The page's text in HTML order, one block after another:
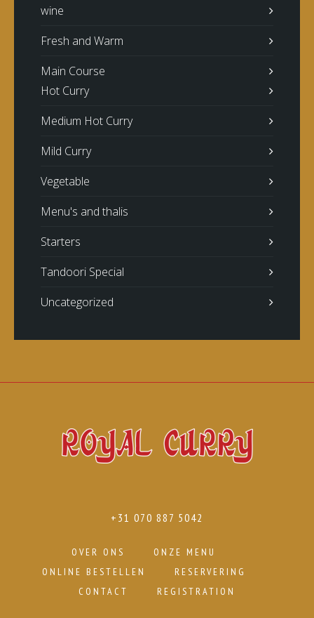
wine
Fresh and Warm
Main Course
Hot Curry
Medium Hot Curry
Mild Curry
Vegetable
Menu's and thalis
Starters
Tandoori Special
Uncategorized
+31 070 887 5042
OVER ONS
ONZE MENU
ONLINE BESTELLEN
RESERVERING
CONTACT
REGISTRATION